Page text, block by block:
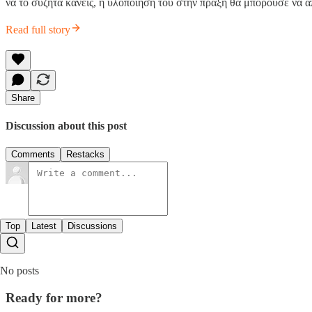
Read full story
Share
Discussion about this post
Comments Restacks
Top Latest Discussions
No posts
Ready for more?